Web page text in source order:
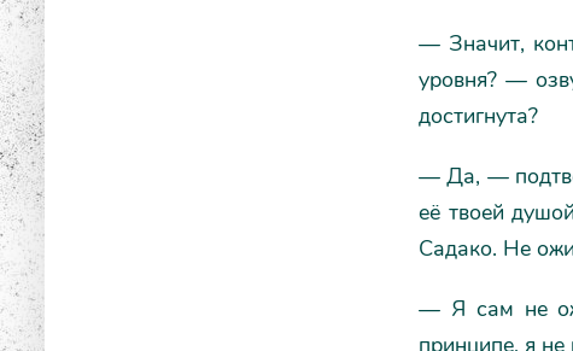
— Значит,
уровня? —
достигнута?
— Да, —
её твоей
Садако. Не
— Я сам не